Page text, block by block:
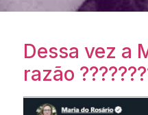
Dessa vez a
razão